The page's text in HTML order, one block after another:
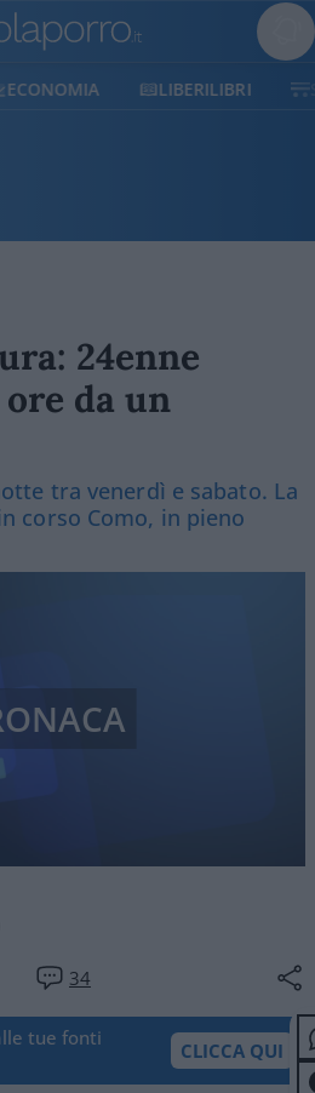
SHOP SOSTIENICI
24enne
da un
tra venerdì e sabato. La
corso Como, in pieno
34
tue fonti
CLICCA QUI